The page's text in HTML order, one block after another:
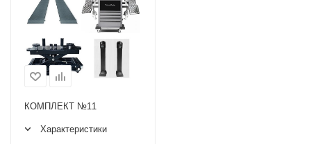
КОМПЛЕКТ №11
Характеристики